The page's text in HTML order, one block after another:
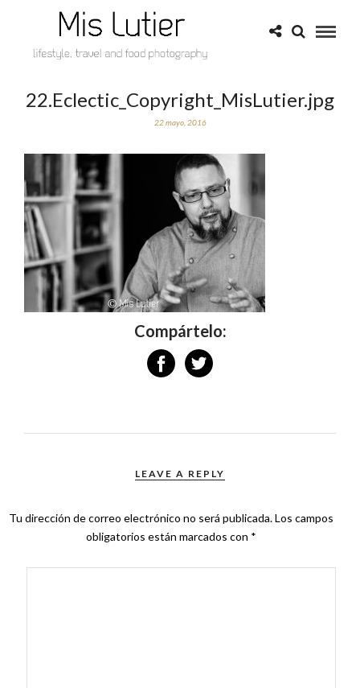
22.Eclectic_Copyright_MisLutier.jpg
22 mayo, 2016
Compártelo:
LEAVE A REPLY
Tu dirección de correo electrónico no será publicada.Los campos
obligatorios están marcados con *